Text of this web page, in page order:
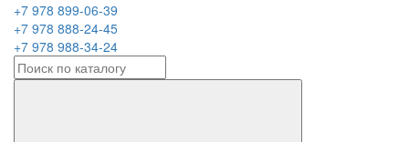
+7 978 899-06-39
+7 978 888-24-45
+7 978 988-34-24